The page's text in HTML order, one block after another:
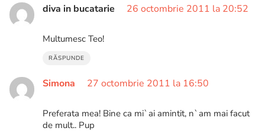
diva in bucatarie 26 octombrie 2011 la 20:52
Multumesc Teo!
RĂSPUNDE
Simona 27 octombrie 2011 la 16:50
Preferata mea! Bine ca mi`ai amintit, n`am mai facut
de mult.. Pup